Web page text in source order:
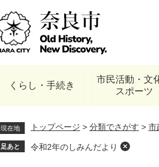
くらし・手続き
市民活動・文
スポーツ
現在地 トップページ > 分類でさがす > 市
足あと 令和2年のしみんだより